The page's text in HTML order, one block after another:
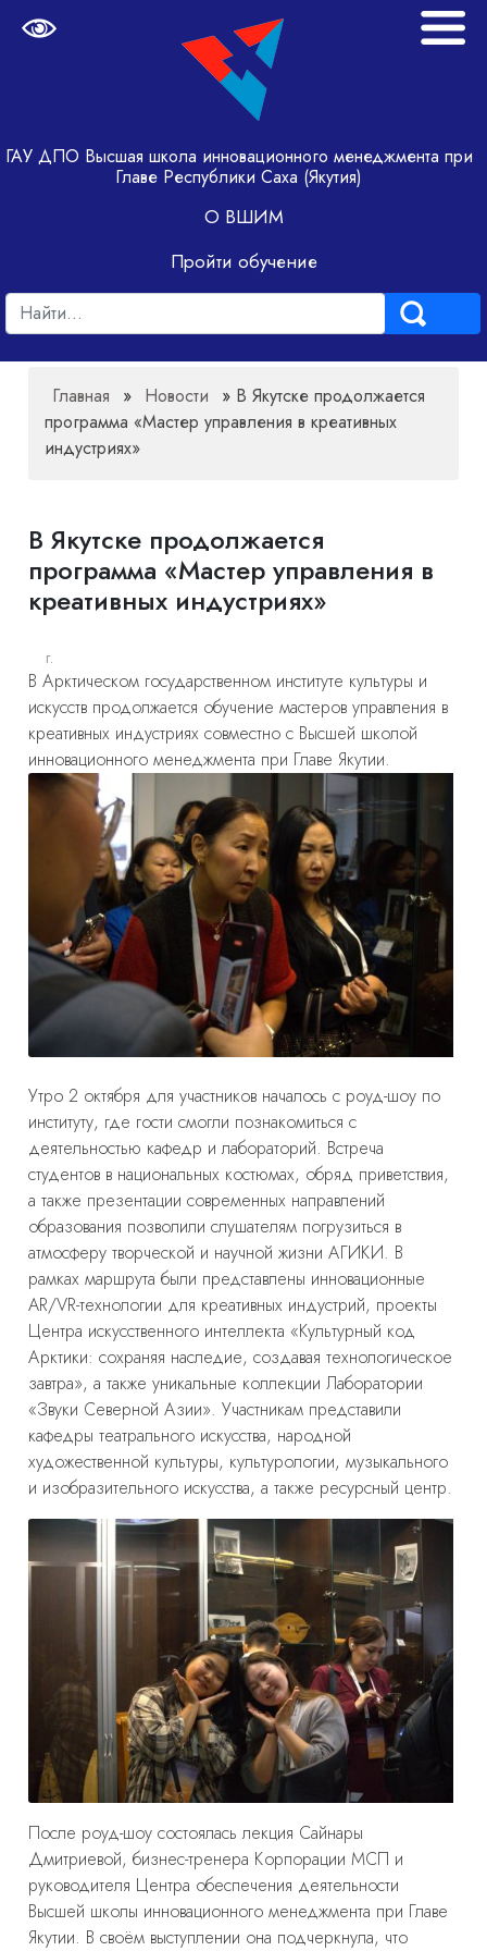
ГАУ ДПО Высшая школа инновационного менеджмента при
Главе Республики Саха (Якутия)
О ВШИМ
Пройти обучение
Главная » Новости » В Якутске продолжается
программа «Мастер управления в креативных
индустриях»
В Якутске продолжается
программа «Мастер управления в
креативных индустриях»
г.
В Арктическом государственном институте культуры и
искусств продолжается обучение мастеров управления в
креативных индустриях совместно с Высшей школой
инновационного менеджмента при Главе Якутии.
Утро2 октября для участников началось с роуд-шоу по
институту, где гости смогли познакомиться с
деятельностью кафедр и лабораторий. Встреча
студентов в национальных костюмах, обряд приветствия,
а также презентации современных направлений
образования позволили слушателям погрузиться в
атмосферу творческой и научной жизни АГИКИ. В
рамках маршрута были представлены инновационные
AR/VR-технологии для креативных индустрий, проекты
Центра искусственного интеллекта «Культурный код
Арктики: сохраняя наследие, создавая технологическое
завтра», а также уникальные коллекции Лаборатории
«Звуки Северной Азии». Участникам представили
кафедры театрального искусства, народной
художественной культуры, культурологии, музыкального
и изобразительного искусства, а также ресурсный центр.
После роуд-шоу состоялась лекция Сайнары
Дмитриевой,бизнес-тренера Корпорации МСП и
руководителя Центра обеспечения деятельности
Высшей школы инновационного менеджмента при Главе
Якутии. В своём выступлении она подчеркнула, что